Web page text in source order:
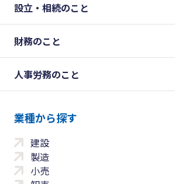
設立・相続のこと
財務のこと
人事労務のこと
業種から探す
建設
製造
小売